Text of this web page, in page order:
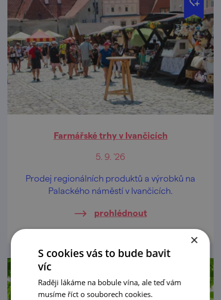
Farmářské trhy v Ivančicích
5. 9. '26
Prodej regionálních produktů a výrobků na
Palackého náměstí v Ivančicích.
prohlédnout
×
S cookies vás to bude bavit
víc
Raději lákáme na bobule vína, ale teď vám
musíme říct o souborech cookies.